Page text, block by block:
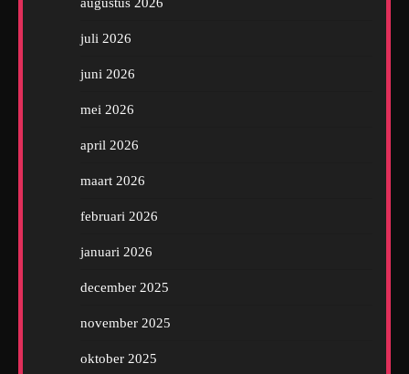
juli 2026
juni 2026
mei 2026
april 2026
maart 2026
februari 2026
januari 2026
december 2025
november 2025
oktober 2025